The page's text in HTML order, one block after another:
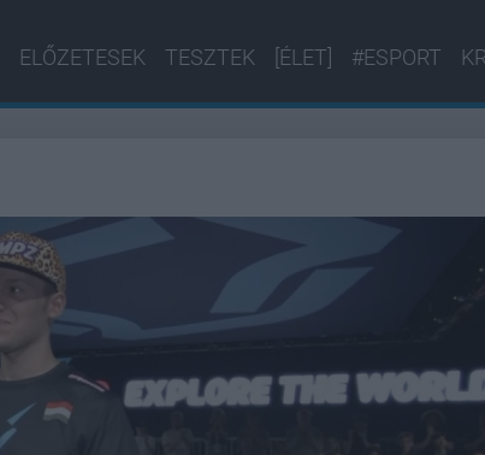
ELŐZETESEK TESZTEK [ÉLET] #ESPORT